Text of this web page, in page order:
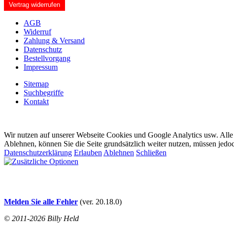
Vertrag widerrufen
AGB
Widerruf
Zahlung & Versand
Datenschutz
Bestellvorgang
Impressum
Sitemap
Suchbegriffe
Kontakt
Wir nutzen auf unserer Webseite Cookies und Google Analytics usw.
Ablehnen, können Sie die Seite grundsätzlich weiter nutzen, müssen
Datenschutzerklärung Erlauben Ablehnen Schließen
Melden Sie alle Fehler (ver. 20.18.0)
© 2011-2026 Billy Held